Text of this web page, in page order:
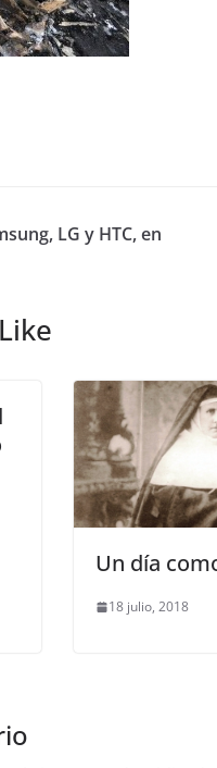
LG y HTC, en
Un día
18 julio, 2018